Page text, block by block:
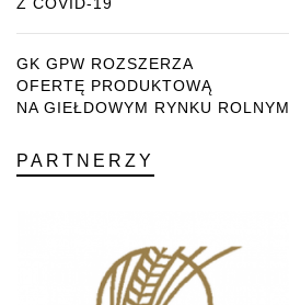
Z COVID-19
GK GPW ROZSZERZA
OFERTĘ PRODUKTOWĄ
NA GIEŁDOWYM RYNKU ROLNYM
PARTNERZY